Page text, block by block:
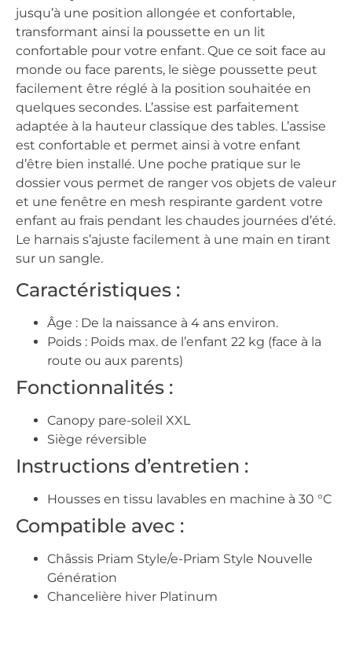
jusqu’à une position allongée et confortable,
transformant ainsi la poussette en un lit
confortable pour votre enfant. Que ce soit face au
monde ou face parents, le siège poussette peut
facilement être réglé à la position souhaitée en
quelques secondes. L’assise est parfaitement
adaptée à la hauteur classique des tables. L’assise
est confortable et permet ainsi à votre enfant
d’être bien installé. Une poche pratique sur le
dossier vous permet de ranger vos objets de valeur
et une fenêtre en mesh respirante gardent votre
enfant au frais pendant les chaudes journées d’été.
Le harnais s’ajuste facilement à une main en tirant
sur un sangle.
Caractéristiques :
Âge : De la naissance à 4 ans environ.
Poids : Poids max. de l’enfant 22 kg (face à la
route ou aux parents)
Fonctionnalités :
Canopy pare-soleil XXL
Siège réversible
Instructions d’entretien :
Housses en tissu lavables en machine à 30 °C
Compatible avec :
Châssis Priam Style/e-Priam Style Nouvelle
Génération
Chancelière hiver Platinum